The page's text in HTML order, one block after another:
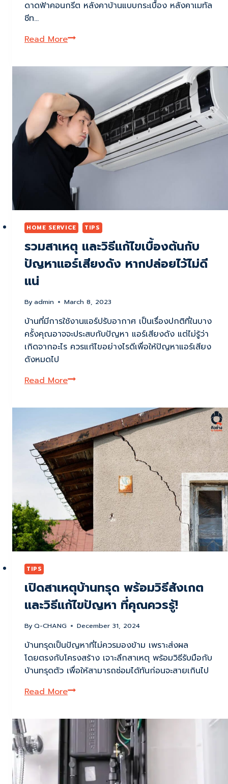
ดาดฟ้าคอนกรีต หลังคาบ้านแบบกระเบื้อง หลังคาเมทัล
ชีท…
Read Moreวัสดุ
ซึม
กับ
บ้าน
มากกว่า
ที่
คุณ
HOME SERVICE TIPS
รวมสาเหตุ และวิธีแก้ไขเบื้องต้นกับ
ปัญหาแอร์เสียงดัง หากปล่อยไว้ไม่ดี
แน่
By admin March 8, 2023
บ้านที่มีการใช้งานแอร์ปรับอากาศ เป็นเรื่องปกติที่ในบาง
ครั้งคุณอาจจะประสบกับปัญหา แอร์เสียงดัง แต่ไม่รู้ว่า
เกิดจากอะไร ควรแก้ไขอย่างไรดีเพื่อให้ปัญหาแอร์เสียง
ดังหมดไป
Read Moreรวม
และ
แก้ไข
เบื้อง
ต้น
กับ
ปัญหา
แอร์
เสียง
ดัง
หาก
ปล่อย
ดี
แน่
TIPS
เปิดสาเหตุบ้านทรุด พร้อมวิธีสังเกต
และวิธีแก้ไขปัญหา ที่คุณควรรู้!
By Q-CHANG December 31, 2024
บ้านทรุดเป็นปัญหาที่ไม่ควรมองข้าม เพราะส่งผล
โดยตรงกับโครงสร้าง เจาะลึกสาเหตุ พร้อมวิธีรับมือกับ
บ้านทรุดตัว เพื่อให้สามารถซ่อมได้ทันก่อนจะสายเกินไป
Read Moreเปิด
บ้าน
วิธี
สังเกต
และ